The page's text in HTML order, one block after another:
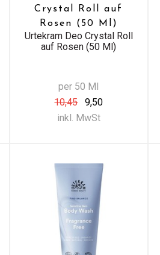
Crystal Roll auf
Rosen (50 Ml)
Urtekram Deo Crystal Roll
auf Rosen (50 Ml)
per 50 Ml
10,45
9,50
inkl. MwSt